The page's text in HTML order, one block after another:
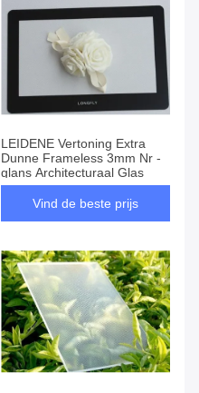
LEIDENE Vertoning Extra
Dunne Frameless 3mm Nr -
glans Architecturaal Glas
Vind de beste prijs